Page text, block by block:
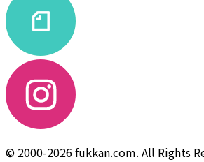
© 2000-2026 fukkan.com. All Rights